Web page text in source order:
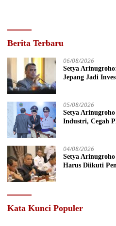
Berita Terbaru
06/08/2026
Setya
Jepang Jadi
05/08/2026
Setya
Industri, Cegah
04/08/2026
Setya
Harus Diikuti
Kata Kunci Populer